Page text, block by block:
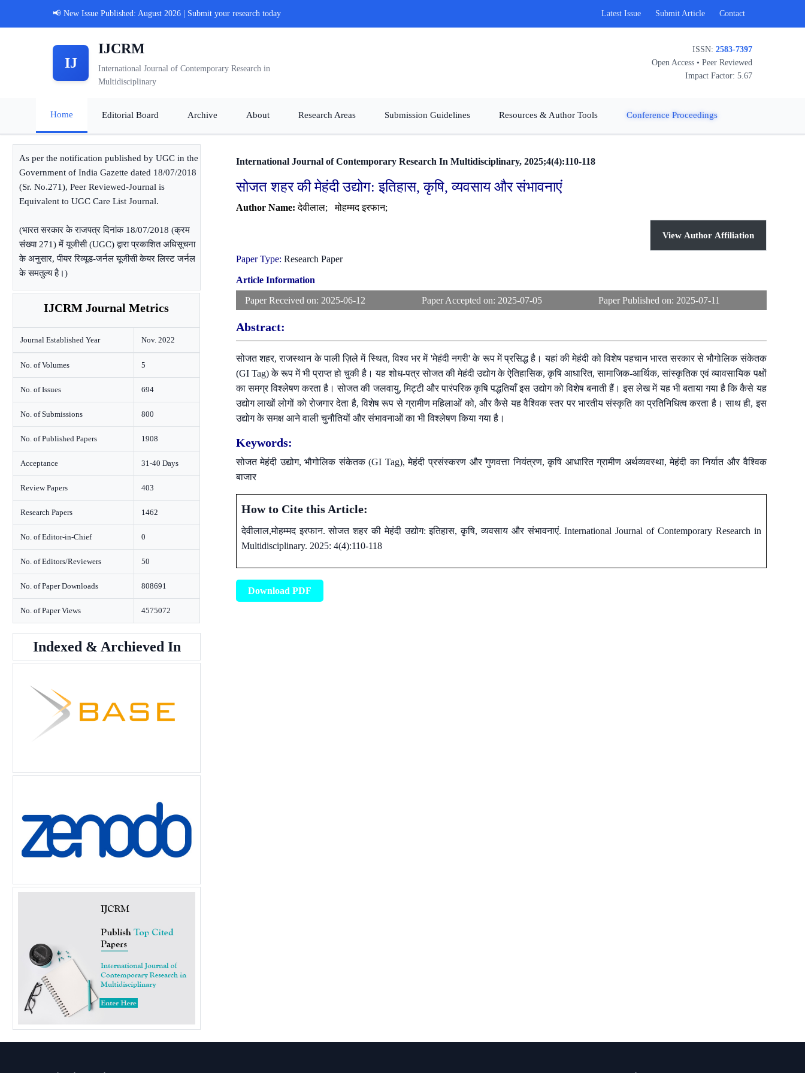
📢 New Issue Published: August 2026 | Submit your research today Latest Issue Submit Article Contact
IJ
IJCRM
International Journal of Contemporary Research in
Multidisciplinary
ISSN: 2583-7397
Open Access • Peer Reviewed
Impact Factor: 5.67
Home Editorial Board Archive About Research Areas Submission Guidelines Resources & Author Tools Conference Proceedings
As per the notification published by UGC in the
Government of India Gazette dated 18/07/2018
(Sr. No.271), Peer Reviewed-Journal is
Equivalent to UGC Care List Journal.
(भारत सरकार के राजपत्र दिनांक 18/07/2018 (क्रम
संख्या 271) में यूजीसी (UGC) द्वारा प्रकाशित अधिसूचना
के अनुसार, पीयर रिव्यूड-जर्नल यूजीसी केयर लिस्ट जर्नल
के समतुल्य है।)
IJCRM Journal Metrics
Journal Established Year Nov. 2022
No. of Volumes 5
No. of Issues 694
No. of Submissions 800
No. of Published Papers 1908
Acceptance 31-40 Days
Review Papers 403
Research Papers 1462
No. of Editor-in-Chief 0
No. of Editors/Reviewers 50
No. of Paper Downloads 808691
No. of Paper Views 4575072
Indexed & Archieved In
International Journal of Contemporary Research In Multidisciplinary, 2025;4(4):110-118
सोजत शहर की मेहंदी उद्योग: इतिहास, कृषि, व्यवसाय और संभावनाएं
Author Name:देवीलाल;मोहम्मद इरफान;
View Author Affiliation
Paper Type: Research Paper
Article Information
Paper Received on: 2025-06-12 Paper Accepted on: 2025-07-05 Paper Published on: 2025-07-11
Abstract:
सोजत शहर, राजस्थान के पाली ज़िले में स्थित, विश्व भर में 'मेहंदी नगरी' के रूप में प्रसिद्ध है। यहां की मेहंदी को विशेष पहचान भारत सरकार से भौगोलिक संकेतक
(GI Tag) के रूप में भी प्राप्त हो चुकी है। यह शोध-पत्र सोजत की मेहंदी उद्योग के ऐतिहासिक, कृषि आधारित, सामाजिक-आर्थिक, सांस्कृतिक एवं व्यावसायिक पक्षों
का समग्र विश्लेषण करता है। सोजत की जलवायु, मिट्टी और पारंपरिक कृषि पद्धतियाँ इस उद्योग को विशेष बनाती हैं। इस लेख में यह भी बताया गया है कि कैसे यह
उद्योग लाखों लोगों को रोजगार देता है, विशेष रूप से ग्रामीण महिलाओं को, और कैसे यह वैश्विक स्तर पर भारतीय संस्कृति का प्रतिनिधित्व करता है। साथ ही, इस
उद्योग के समक्ष आने वाली चुनौतियों और संभावनाओं का भी विश्लेषण किया गया है।
Keywords:
सोजत मेहंदी उद्योग, भौगोलिक संकेतक (GI Tag), मेहंदी प्रसंस्करण और गुणवत्ता नियंत्रण, कृषि आधारित ग्रामीण अर्थव्यवस्था, मेहंदी का निर्यात और वैश्विक
बाजार
How to Cite this Article:
देवीलाल,मोहम्मद इरफान. सोजत शहर की मेहंदी उद्योग: इतिहास, कृषि, व्यवसाय और संभावनाएं. International Journal of Contemporary Research in
Multidisciplinary. 2025: 4(4):110-118
Download PDF